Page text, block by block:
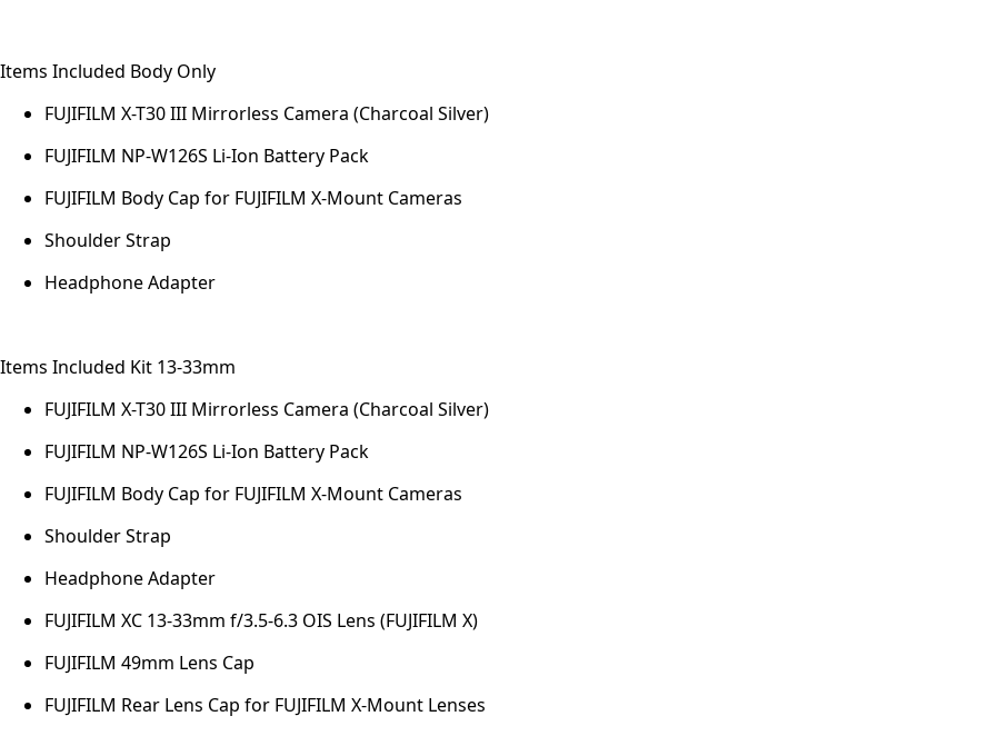
Items Included Body Only
FUJIFILM X-T30 III Mirrorless Camera (Charcoal Silver)
FUJIFILM NP-W126S Li-Ion Battery Pack
FUJIFILM Body Cap for FUJIFILM X-Mount Cameras
Shoulder Strap
Headphone Adapter
Items Included Kit 13-33mm
FUJIFILM X-T30 III Mirrorless Camera (Charcoal Silver)
FUJIFILM NP-W126S Li-Ion Battery Pack
FUJIFILM Body Cap for FUJIFILM X-Mount Cameras
Shoulder Strap
Headphone Adapter
FUJIFILM XC 13-33mm f/3.5-6.3 OIS Lens (FUJIFILM X)
FUJIFILM 49mm Lens Cap
FUJIFILM Rear Lens Cap for FUJIFILM X-Mount Lenses